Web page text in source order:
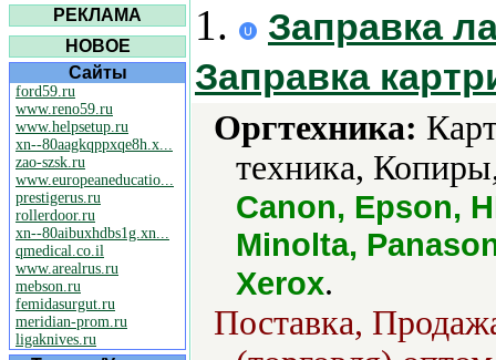
РЕКЛАМА
НОВОЕ
Сайты
ford59.ru
www.reno59.ru
www.helpsetup.ru
xn--80aagkqppxqe8h.x...
zao-szsk.ru
www.europeaneducatio...
prestigerus.ru
rollerdoor.ru
xn--80aibuxhdbs1g.xn...
qmedical.co.il
www.arealrus.ru
mebson.ru
femidasurgut.ru
meridian-prom.ru
ligaknives.ru
1.
Заправка
Заправка
Оргтехника:
техника,
Canon, Epson,
Minolta,
Xerox.
Поставка,